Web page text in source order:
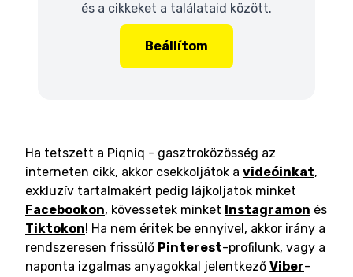
és a cikkeket a találataid között.
Beállítom
Ha tetszett a Piqniq - gasztroközösség az
interneten cikk, akkor csekkoljátok a videóinkat,
exkluzív tartalmakért pedig lájkoljatok minket
Facebookon, kövessetek minket Instagramon és
Tiktokon! Ha nem éritek be ennyivel, akkor irány a
rendszeresen frissülő Pinterest-profilunk, vagy a
naponta izgalmas anyagokkal jelentkező Viber-